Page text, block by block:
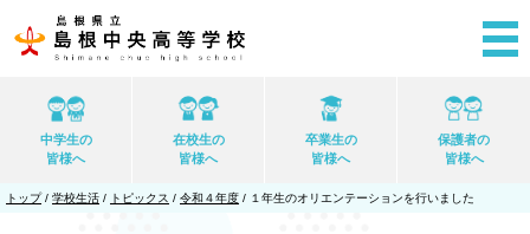
中学生の
皆様へ
在校生の
皆様へ
卒業生の
皆様へ
保護者の
皆様へ
現
トップ/ 学校生活 / トピックス / 令和４年度 / １年生のオリエンテーションを行いました